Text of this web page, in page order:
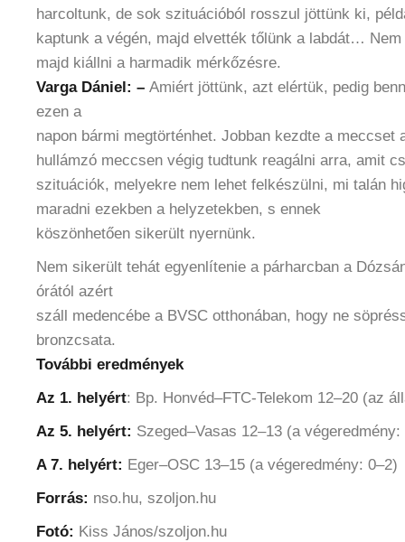
harcoltunk, de sok szituációból rosszul jöttünk ki,
kaptunk a végén, majd elvették tőlünk a labdát…
majd kiállni a harmadik mérkőzésre.
Varga Dániel: – Amiért jöttünk, azt elértük, pedig
ezen a
napon bármi megtörténhet. Jobban kezdte a meccset
hullámzó meccsen végig tudtunk reagálni arra, amit
szituációk, melyekre nem lehet felkészülni, mi talán
maradni ezekben a helyzetekben, s ennek
köszönhetően sikerült nyernünk.
Nem sikerült tehát egyenlítenie a párharcban a
órától azért
száll medencébe a BVSC otthonában, hogy ne
bronzcsata.
További eredmények
Az 1. helyért: Bp. Honvéd–FTC-Telekom 12–20 (az
Az 5. helyért: Szeged–Vasas 12–13 (a végeredmény:
A 7. helyért: Eger–OSC 13–15 (a végeredmény: 0–2)
Forrás: nso.hu, szoljon.hu
Fotó: Kiss János/szoljon.hu